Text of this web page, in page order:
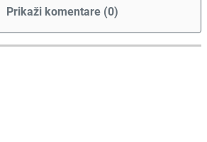
Prikaži komentare (0)